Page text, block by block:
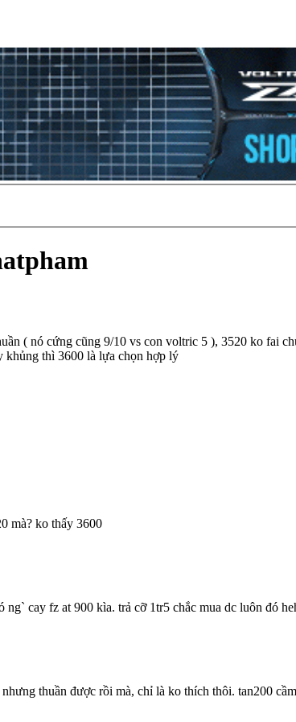
( nó cứng cũng 9/10 vs con voltric 5 ), 3520 ko fai
khủng thì 3600 là lựa chọn hợp lý
mà? ko thấy 3600
ng` cay fz at 900 kìa. trả cỡ 1tr5 chắc mua dc luôn đó
thuần được rồi mà, chỉ là ko thích thôi. tan200